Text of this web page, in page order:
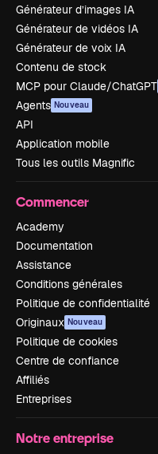
Générateur d’images IA
Générateur de vidéos IA
Générateur de voix IA
Contenu de stock
MCP pour Claude/ChatGPT
Agents Nouveau
API
Application mobile
Tous les outils Magnific
Commencer
Academy
Documentation
Assistance
Conditions générales
Politique de confidentialité
Originaux Nouveau
Politique de cookies
Centre de confiance
Affiliés
Entreprises
Notre entreprise